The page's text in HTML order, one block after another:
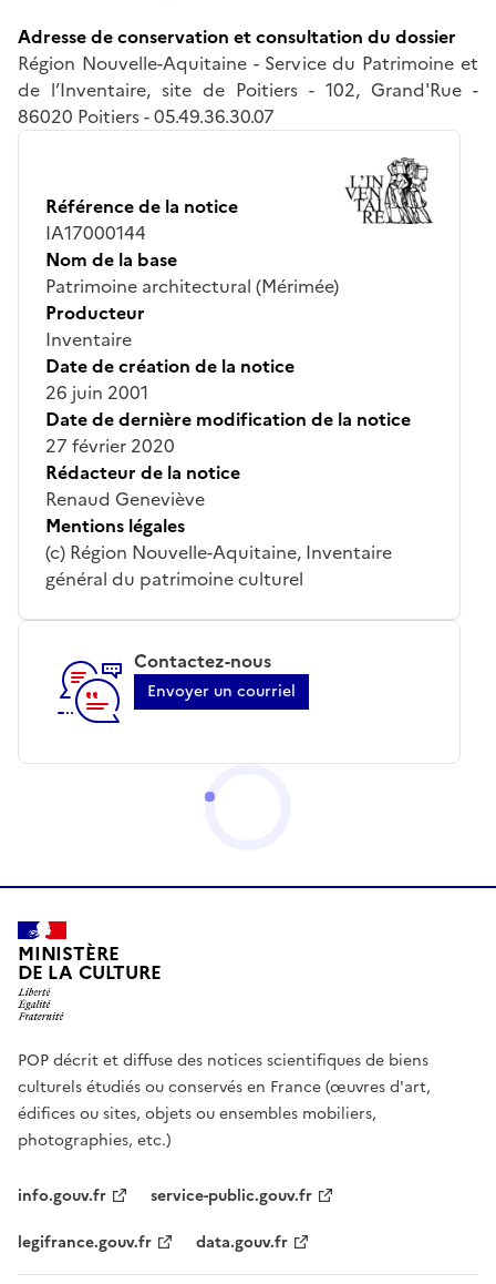
Adresse de conservation et consultation du dossier
Région Nouvelle-Aquitaine - Service du Patrimoine et
de l’Inventaire, site de Poitiers - 102, Grand'Rue -
86020 Poitiers - 05.49.36.30.07
Référence de la notice
IA17000144
Nom de la base
Patrimoine architectural (Mérimée)
Producteur
Inventaire
Date de création de la notice
26 juin 2001
Date de dernière modification de la notice
27 février 2020
Rédacteur de la notice
Renaud Geneviève
Mentions légales
(c) Région Nouvelle-Aquitaine, Inventaire
général du patrimoine culturel
Contactez-nous
Envoyer un courriel
MINISTÈRE
DE LA CULTURE
POP décrit et diffuse des notices scientifiques de biens
culturels étudiés ou conservés en France (œuvres d'art,
édifices ou sites, objets ou ensembles mobiliers,
photographies, etc.)
info.gouv.fr
service-public.gouv.fr
legifrance.gouv.fr
data.gouv.fr